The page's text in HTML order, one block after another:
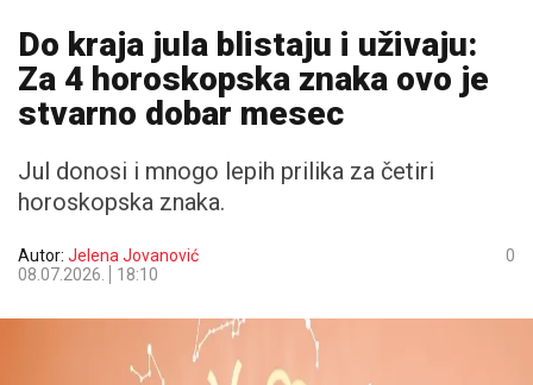
Do kraja jula blistaju i uživaju:
Za 4 horoskopska znaka ovo je
stvarno dobar mesec
Jul donosi i mnogo lepih prilika za četiri
horoskopska znaka.
Autor: Jelena Jovanović
08.07.2026.
18:10
0